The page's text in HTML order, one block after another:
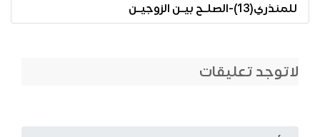
للمنذري(13)-الصلـح بيـن الزوجيـن
لاتوجد تعليقات